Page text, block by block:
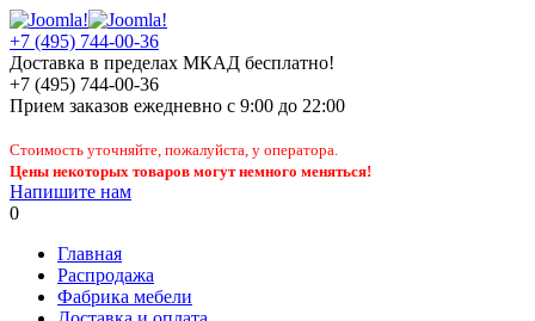
+7 (495) 744-00-36
Доставка в пределах МКАД бесплатно!
+7 (495) 744-00-36
Прием заказов ежедневно с 9:00 до 22:00
Стоимость уточняйте, пожалуйста, у оператора.
Цены некоторых товаров могут немного меняться!
Напишите нам
0
Главная
Распродажа
Фабрика мебели